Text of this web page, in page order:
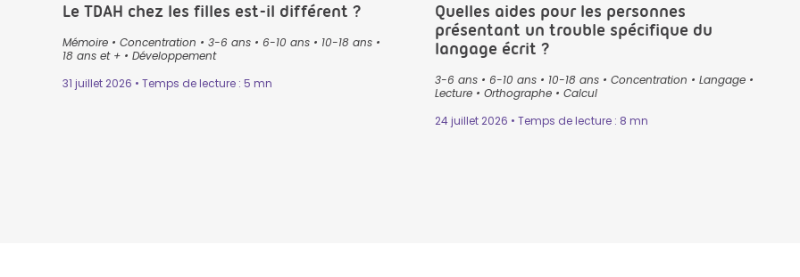
Le TDAH chez les filles est-il différent ?
Mémoire• Concentration • 3-6 ans• 6-10 ans• 10-18 ans•
18 ans et +• Développement
31 juillet 2026 • Temps de lecture : 5 mn
Quelles aides pour les personnes
présentant un trouble spécifique du
langage écrit ?
3-6 ans • 6-10 ans • 10-18 ans •Concentration •Langage •
Lecture •Orthographe •Calcul
24 juillet 2026 • Temps de lecture : 8 mn